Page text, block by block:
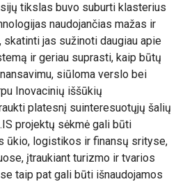
tikslas buvo suburti klasterius
naudojančias mažas ir
jas sužinoti daugiau apie
ir geriau suprasti, kaip būtų
siūloma verslo bei
Inovacinių iššūkių
platesnį suinteresuotųjų šalių
projektų sėkmė gali būti
ūkio, logistikos ir finansų srityse,
įtraukiant turizmo ir tvarios
taip pat gali būti išnaudojamos